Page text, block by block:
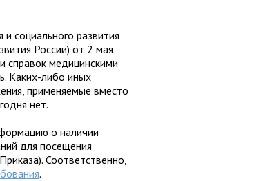
социального развития
России) от 2 мая
справок медицинскими
Каких-либо иных
применяемые вместо
нет.
о наличии
для посещения
Соответственно,
.